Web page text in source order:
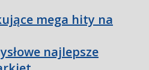
mega hity na
najlepsze